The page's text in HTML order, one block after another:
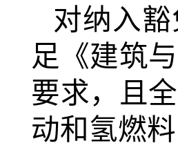
对纳入
足《建筑
要求，且
动和氢燃